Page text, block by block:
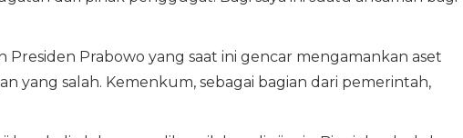
Prabowo yang saat ini gencar mengamankan aset
yang salah. Kemenkum, sebagai bagian dari pemerintah,